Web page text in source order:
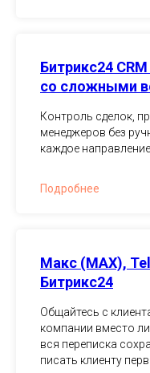
Битрикс24
со сложными
Контроль сделок,
менеджеров без
каждое
Подробнее
Макс (MAX),
Битрикс24
Общайтесь с
компании вместо
вся переписка
писать клиенту